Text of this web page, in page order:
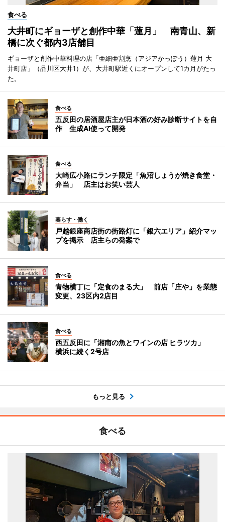
食べる
大井町にギョーザと創作中華「蓮月」 南青山、新
橋に次ぐ都内3店舗目
ギョーザと創作中華料理の店「亜細亜割烹（アジアかっぽう）蓮月 大
井町店」（品川区大井1）が、大井町駅近くにオープンして1カ月がたっ
た。
食べる
五反田の居酒屋店主が日本酒の好み診断サイトを自
作 生成AI使って開発
食べる
大崎広小路にランチ限定「魚沼しょうが焼き食堂・
弁当」 店主はお笑い芸人
暮らす・働く
戸越銀座商店街の街路灯に「銀六エリア」紹介マッ
プを掲示 店主らの発案で
食べる
青物横丁に「定食のまる大」 前店「庄や」を業態
変更、23区内2店目
食べる
西五反田に「湘南の魚とワインの店 ヒラツカ」
横浜に続く2号店
もっと見る
食べる